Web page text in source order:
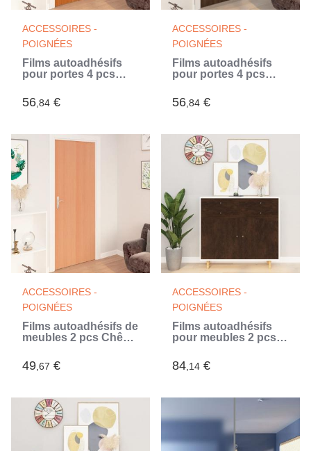
ACCESSOIRES -
POIGNÉES
Films autoadhésifs
pour portes 4 pcs
cm PVC
56,84 €
ACCESSOIRES -
POIGNÉES
Films autoadhésifs
pour portes 4 pcs
cm PVC
56,84 €
ACCESSOIRES -
POIGNÉES
Films autoadhésifs de
meubles 2 pcs Chêne
PVC (Beige)
49,67 €
ACCESSOIRES -
POIGNÉES
Films autoadhésifs
pour meubles 2 pcs
cm PVC
84,14 €